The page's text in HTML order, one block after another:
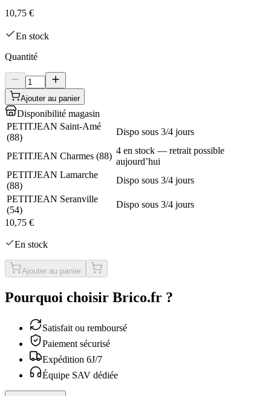
10,75 €
En stock
Quantité
Ajouter au panier
Disponibilité magasin
PETITJEAN Saint-Amé
(88)
Dispo sous 3/4 jours
PETITJEAN Charmes (88)
4 en stock — retrait possible
aujourd’hui
PETITJEAN Lamarche
(88)
Dispo sous 3/4 jours
PETITJEAN Seranville
(54)
Dispo sous 3/4 jours
10,75 €
En stock
Ajouter au panier
Pourquoi choisir Brico.fr ?
Satisfait ou remboursé
Paiement sécurisé
Expédition 6J/7
Équipe SAV dédiée